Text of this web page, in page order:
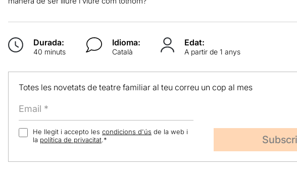
Durada:
40 minuts
Idioma:
Català
Edat:
A partir de 1 anys
Totes les novetats de teatre familiar al teu correu un cop al mes
He llegit i accepto les condicions d'ús de la web i
la política de privacitat.*